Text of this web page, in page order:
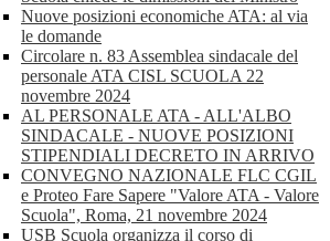
Nuove posizioni economiche ATA: al via
le domande
Circolare n. 83 Assemblea sindacale del
personale ATA CISL SCUOLA 22
novembre 2024
AL PERSONALE ATA - ALL'ALBO
SINDACALE - NUOVE POSIZIONI
STIPENDIALI DECRETO IN ARRIVO
CONVEGNO NAZIONALE FLC CGIL
e Proteo Fare Sapere "Valore ATA - Valore
Scuola", Roma, 21 novembre 2024
USB Scuola organizza il corso di